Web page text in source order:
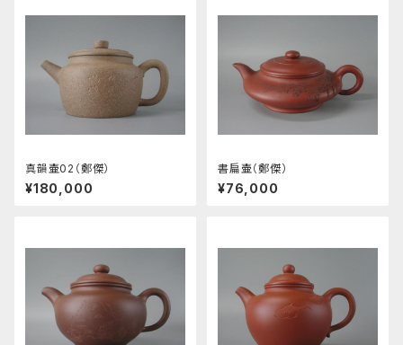
真韻壷02（鄭傑）
¥180,000
書扁壷（鄭傑）
¥76,000